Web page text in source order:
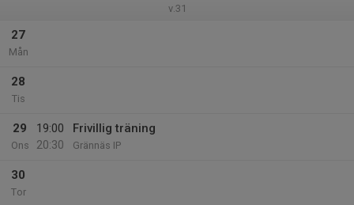
v.31
27
Mån
28
Tis
29
Ons
19:00
20:30
Frivillig träning
Grännäs IP
30
Tor